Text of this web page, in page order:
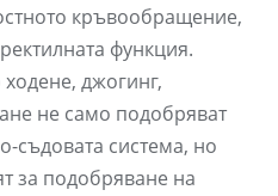
кръвообращение,
функция.
джогинг,
не само подобряват
съдовата система, но
за подобряване на